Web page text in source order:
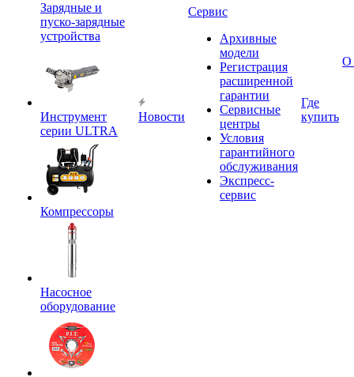
Зарядные и
пуско-зарядные
устройства
Инструмент
серии ULTRA
Компрессоры
Насосное
оборудование
Новости
Сервис
Архивные
модели
Регистрация
расширенной
гарантии
Сервисные
центры
Условия
гарантийного
обслуживания
Экспресс-
сервис
Где
купить
О